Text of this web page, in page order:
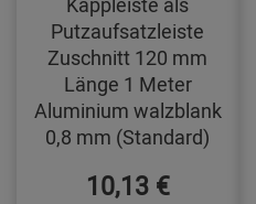
Putzaufsatzleiste
Zuschnitt 120 mm
Länge 1 Meter
Aluminium walzblank
0,8 mm (Standard)
10,13 €